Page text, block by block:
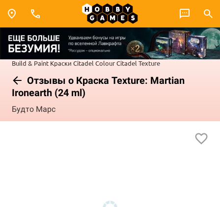
Build & Paint Краски Citadel ColourCitadel Texture
Отзывы о Краска Texture: Martian
Ironearth (24 ml)
Будто Марс